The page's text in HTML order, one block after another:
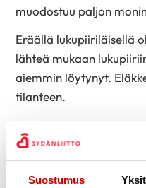
Suostumus
muodostuu paljon
Eräällä lukupiiriläisellä
lähteä mukaan
aiemmin löytynyt.
tilanteen.
vastaan tosi hyvin,
matalan kynnyksen
tulla mukaan. Lisäksi